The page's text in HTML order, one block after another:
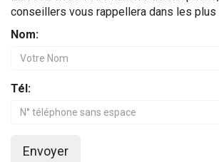
conseillers vous rappellera dans les
Nom:
Tél:
Envoyer